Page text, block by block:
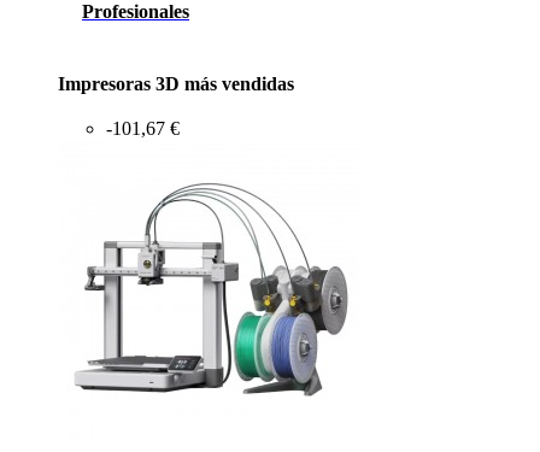
Profesionales
Impresoras 3D más vendidas
-101,67 €